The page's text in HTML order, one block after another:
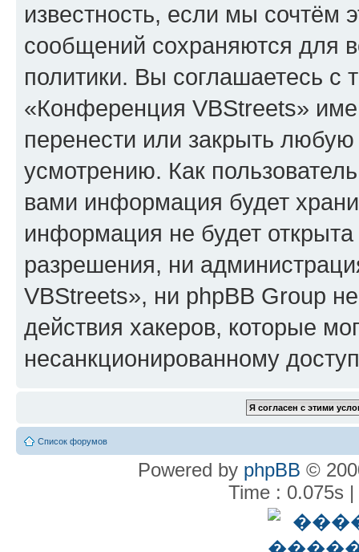
известность, если мы сочтём
сообщений сохраняются для
политики. Вы соглашаетесь
«Конференция VBStreets»
перенести или закрыть
усмотрению. Как
вами информация будет
информация не будет
разрешения, ни
VBStreets», ни phpBB Group
действия хакеров, которые
несанкционированному
Список форумов
Powered by phpBB ©
Time : 0.075s